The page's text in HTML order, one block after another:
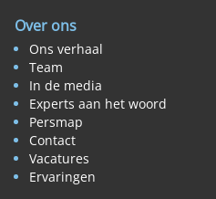
Over ons
Ons verhaal
Team
In de media
Experts aan het woord
Persmap
Contact
Vacatures
Ervaringen